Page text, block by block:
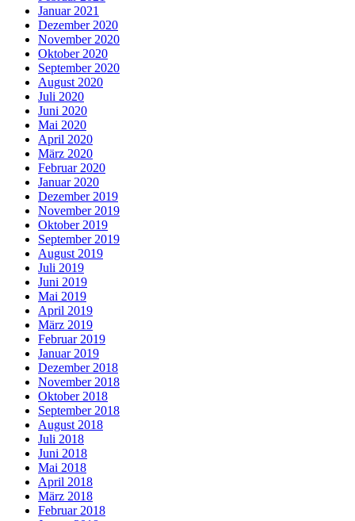
Januar 2021
Dezember 2020
November 2020
Oktober 2020
September 2020
August 2020
Juli 2020
Juni 2020
Mai 2020
April 2020
März 2020
Februar 2020
Januar 2020
Dezember 2019
November 2019
Oktober 2019
September 2019
August 2019
Juli 2019
Juni 2019
Mai 2019
April 2019
März 2019
Februar 2019
Januar 2019
Dezember 2018
November 2018
Oktober 2018
September 2018
August 2018
Juli 2018
Juni 2018
Mai 2018
April 2018
März 2018
Februar 2018